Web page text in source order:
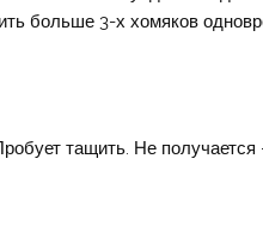
больше 3-х хомяков
тащить. Не